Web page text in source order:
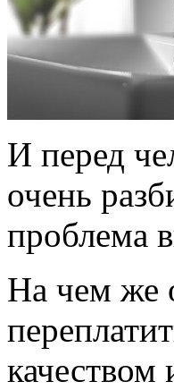
И перед
очень
проблема
На чем же
качеством